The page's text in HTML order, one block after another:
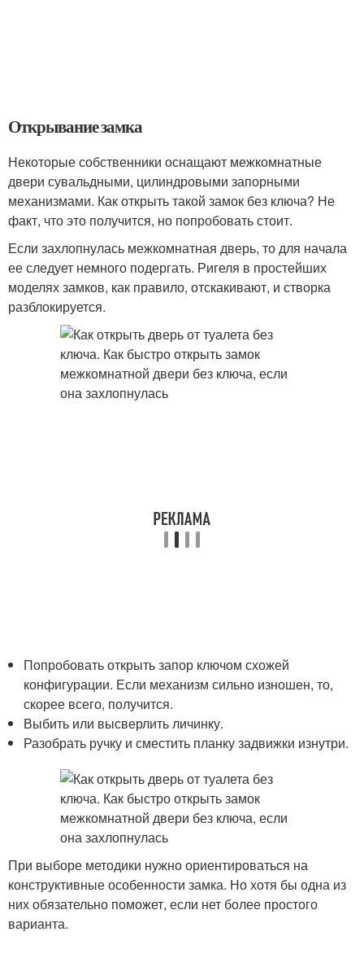
Открывание замка
Некоторые собственники оснащают межкомнатные
двери сувальдными, цилиндровыми запорными
механизмами. Как открыть такой замок без ключа? Не
факт, что это получится, но попробовать стоит.
Если захлопнулась межкомнатная дверь, то для начала
ее следует немного подергать. Ригеля в простейших
моделях замков, как правило, отскакивают, и створка
разблокируется.
Попробовать открыть запор ключом схожей
конфигурации. Если механизм сильно изношен, то,
скорее всего, получится.
Выбить или высверлить личинку.
Разобрать ручку и сместить планку задвижки изнутри.
При выборе методики нужно ориентироваться на
конструктивные особенности замка. Но хотя бы одна из
них обязательно поможет, если нет более простого
варианта.